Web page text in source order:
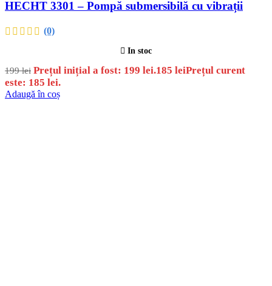
HECHT 3301 – Pompă submersibilă cu vibrații
(0)
In stoc
199lei Prețul inițial a fost: 199 lei.185 leiPrețul curent
este: 185 lei.
Adaugă în coș